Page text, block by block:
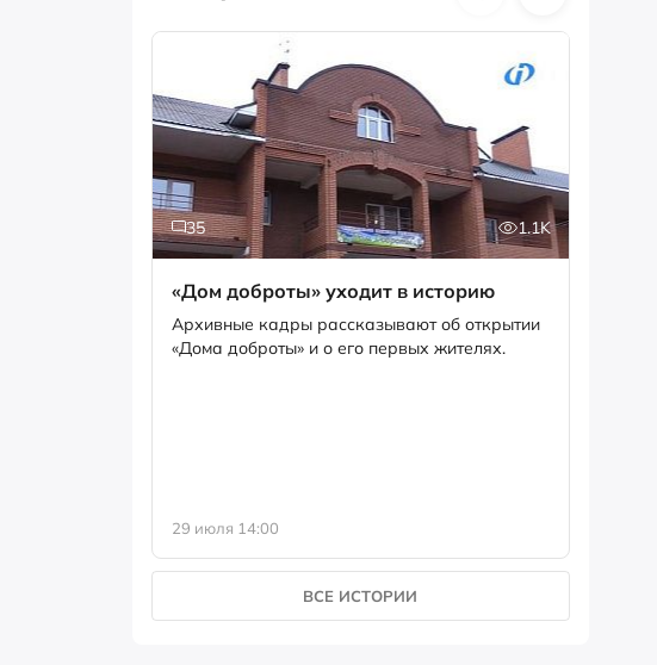
35 1.1K
«Дом доброты» уходит в историю
Архивные кадры рассказывают об открытии
«Дома доброты» и о его первых жителях.
29 июля 14:00
ВСЕ ИСТОРИИ